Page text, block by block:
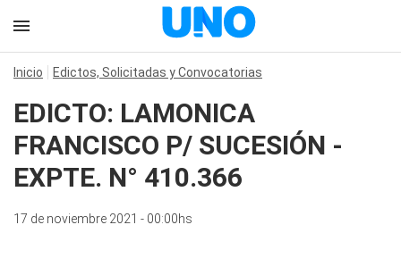
Inicio Edictos, Solicitadas y Convocatorias
EDICTO: LAMONICA
FRANCISCO P/ SUCESIÓN -
EXPTE. N° 410.366
17 de noviembre 2021 - 00:00hs